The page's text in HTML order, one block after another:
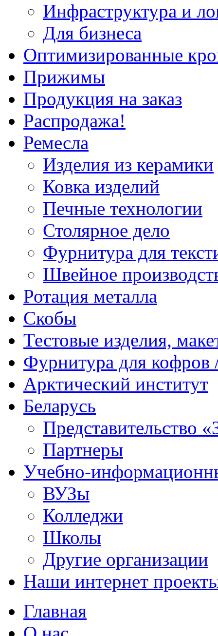
Инфраструктура и
Для бизнеса
Оптимизированные
Прижимы
Продукция на заказ
Распродажа!
Ремесла
Изделия из керамики
Ковка изделий
Печные технологии
Столярное дело
Фурнитура для
Швейное
Ротация металла
Скобы
Тестовые изделия,
Фурнитура для кофров
Арктический институт
Беларусь
Представительство
Партнеры
Учебно-
ВУЗы
Колледжи
Школы
Другие организации
Наши интернет
Главная